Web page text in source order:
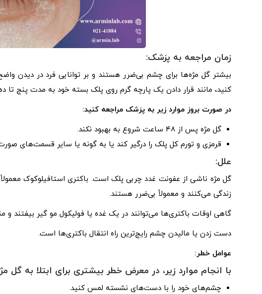
زمان مراجعه به پزشک:
بیشتر گل مژه‌ها برای چشم بی‌ضرر هستند و بر توانایی فرد در دیدن
کنید، مانند قرار دادن یک پارچه گرم روی پلک بسته خود به مدت پنج تا
در صورت بروز موارد زیر به پزشک مراجعه کنید:
گل مژه پس از ۴۸ ساعت شروع به بهبود نکند.
قرمزی و تورم کل پلک را درگیر کند یا به گونه یا سایر قسمت‌های
علل:
گل مژه ناشی از عفونت غدد چربی پلک است. باکتری استافیلوکوک
زندگی می‌کنند و معمولاً بی‌ضرر هستند.
گاهی اوقات باکتری‌ها می‌توانند در یک غده یا فولیکول مو گیر بیفتند و
دست زدن یا مالیدن چشم رایج‌ترین راه انتقال باکتری‌ها است.
عوامل خطر:
با انجام موارد زیر، در معرض خطر بیشتری برای ابتلا به گل
چشم‌های خود را با دست‌های نشسته لمس کنید.